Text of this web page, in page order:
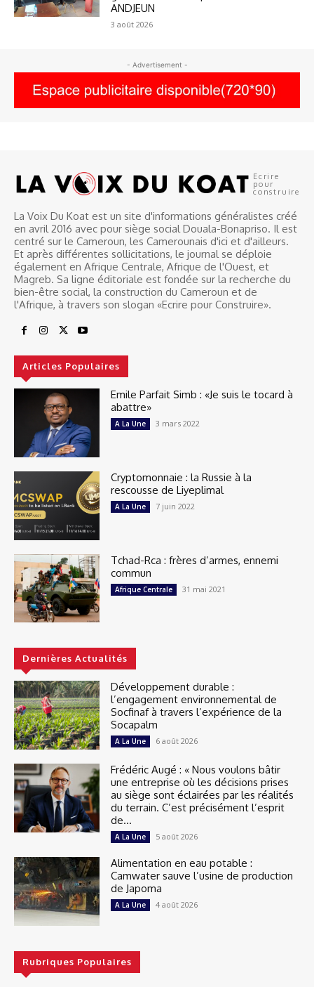
ANDJEUN
3 août 2026
- Advertisement -
Ecrire
pour
construire
La Voix Du Koat est un site d'informations généralistes créé
en avril 2016 avec pour siège social Douala-Bonapriso. Il est
centré sur le Cameroun, les Camerounais d'ici et d'ailleurs.
Et après différentes sollicitations, le journal se déploie
également en Afrique Centrale, Afrique de l'Ouest, et
Magreb. Sa ligne éditoriale est fondée sur la recherche du
bien-être social, la construction du Cameroun et de
l'Afrique, à travers son slogan «Ecrire pour Construire».
Articles Populaires
Emile Parfait Simb : «Je suis le tocard à
abattre»
A La Une 3 mars 2022
Cryptomonnaie : la Russie à la
rescousse de Liyeplimal
A La Une 7 juin 2022
Tchad-Rca : frères d’armes, ennemi
commun
Afrique Centrale 31 mai 2021
Dernières Actualités
Développement durable :
l’engagement environnemental de
Socfinaf à travers l’expérience de la
Socapalm
A La Une 6 août 2026
Frédéric Augé : « Nous voulons bâtir
une entreprise où les décisions prises
au siège sont éclairées par les réalités
du terrain. C’est précisément l’esprit
de...
A La Une 5 août 2026
Alimentation en eau potable :
Camwater sauve l’usine de production
de Japoma
A La Une 4 août 2026
Rubriques Populaires